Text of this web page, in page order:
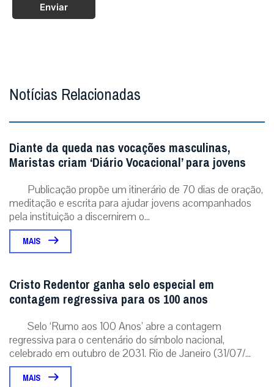
Enviar
Notícias Relacionadas
Diante da queda nas vocações masculinas,
Maristas criam ‘Diário Vocacional’ para jovens
Publicação propõe um itinerário de 70 dias de oração,
meditação e escrita para ajudar jovens acompanhados
pela instituição a discernirem o...
MAIS
Cristo Redentor ganha selo especial em
contagem regressiva para os 100 anos
Selo ‘Rumo aos 100 Anos’ abre a contagem
regressiva para o centenário do símbolo nacional,
celebrado em outubro de 2031. Rio de Janeiro (31/07/...
MAIS